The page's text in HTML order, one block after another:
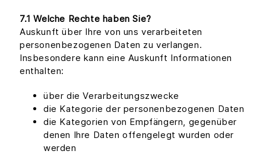
7.1 Welche Rechte haben Sie?
Auskunft über Ihre von uns verarbeiteten
personenbezogenen Daten zu verlangen.
Insbesondere kann eine Auskunft Informationen
enthalten:
über die Verarbeitungszwecke
die Kategorie der personenbezogenen Daten
die Kategorien von Empfängern, gegenüber
denen Ihre Daten offengelegt wurden oder
werden